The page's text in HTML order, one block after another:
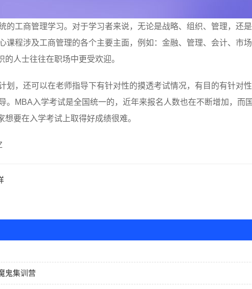
的工商管理学习。对于学习者来说，无论是战略、组织、管理，还
程涉及工商管理的各个主要主面，例如：金融、管理、会计、市
人士往往在职场中更受欢迎。
划，还可以在老师指导下有针对性的摸透考试情况，有目的有针对
。MBA入学考试是全国统一的，近年来报名人数也在不断增加，而
要在入学考试上取得好成绩很难。
鬼集训营